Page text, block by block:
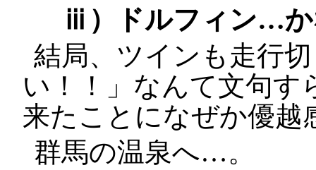
ⅲ）ドルフィン…か
結局、ツインも走行
い！！」なんて文句す
来たことになぜか優越
群馬の温泉へ…。